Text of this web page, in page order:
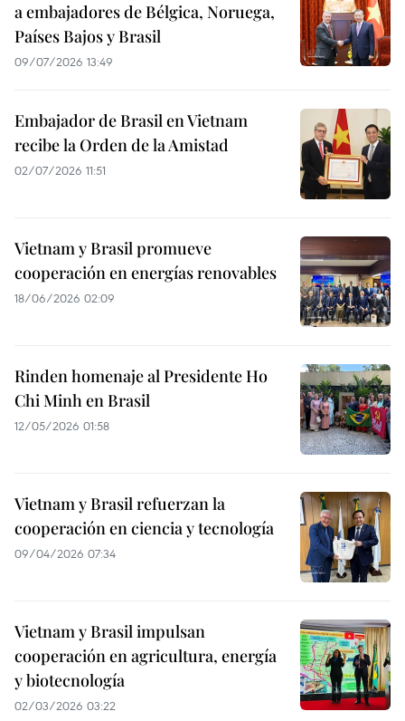
a embajadores de Bélgica, Noruega,
Países Bajos y Brasil
09/07/2026 13:49
Embajador de Brasil en Vietnam
recibe la Orden de la Amistad
02/07/2026 11:51
Vietnam y Brasil promueve
cooperación en energías renovables
18/06/2026 02:09
Rinden homenaje al Presidente Ho
Chi Minh en Brasil
12/05/2026 01:58
Vietnam y Brasil refuerzan la
cooperación en ciencia y tecnología
09/04/2026 07:34
Vietnam y Brasil impulsan
cooperación en agricultura, energía
y biotecnología
02/03/2026 03:22